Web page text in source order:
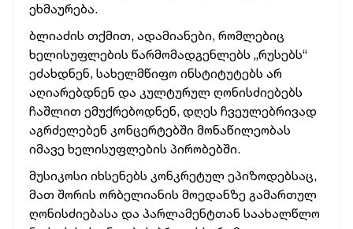
ეხმაურება.
ბლიაძის თქმით, ადამიანები, რომლებიც
ხელისუფლების წარმომადგენლებს „რუსებს“
ეძახდნენ, სახელმწიფო ინსტიტუტებს არ
აღიარებდნენ და კულტურულ ღონისძიებებს
ჩაშლით ემუქრებოდნენ, დღეს ჩვეულებრივად
აგრძელებენ კონცერტებში მონაწილეობას
იმავე ხელისუფლების პირობებში.
მუსიკოსი იხსენებს კონკრეტულ ეპიზოდებსაც,
მათ შორის ორბელიანის მოედანზე გამართულ
ღონისძიებასა და პარლამენტთან საახალწლო